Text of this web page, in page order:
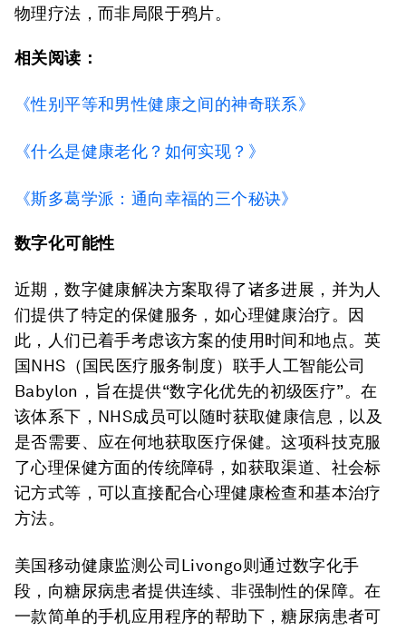
物理疗法，而非局限于鸦片。
相关阅读：
《性别平等和男性健康之间的神奇联系》
《什么是健康老化？如何实现？》
《斯多葛学派：通向幸福的三个秘诀》
数字化可能性
近期，数字健康解决方案取得了诸多进展，并为人
们提供了特定的保健服务，如心理健康治疗。因
此，人们已着手考虑该方案的使用时间和地点。英
国NHS（国民医疗服务制度）联手人工智能公司
Babylon，旨在提供“数字化优先的初级医疗”。在
该体系下，NHS成员可以随时获取健康信息，以及
是否需要、应在何地获取医疗保健。这项科技克服
了心理保健方面的传统障碍，如获取渠道、社会标
记方式等，可以直接配合心理健康检查和基本治疗
方法。
美国移动健康监测公司Livongo则通过数字化手
段，向糖尿病患者提供连续、非强制性的保障。在
一款简单的手机应用程序的帮助下，糖尿病患者可